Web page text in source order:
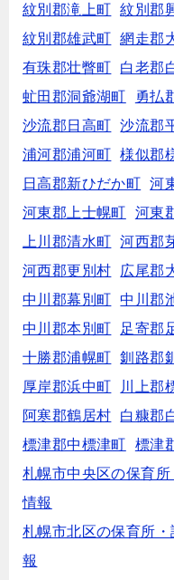
紋別郡滝上町
紋別郡
紋別郡雄武町
網走郡
有珠郡壮瞥町
白老郡
虻田郡洞爺湖町
勇払
沙流郡日高町
沙流郡
浦河郡浦河町
様似郡
日高郡新ひだか町
河
河東郡上士幌町
河東
上川郡清水町
河西郡
河西郡更別村
広尾郡
中川郡幕別町
中川郡
中川郡本別町
足寄郡
十勝郡浦幌町
釧路郡
厚岸郡浜中町
川上郡
阿寒郡鶴居村
白糠郡
標津郡中標津町
標津
札幌市中央区の保育
情報
札幌市北区の保育所
報